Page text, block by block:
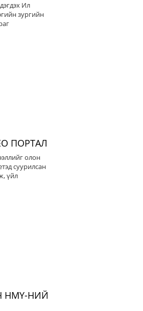
Ил
зургийн
ПОРТАЛ
олон
суурилсан
үйл
НМҮ-НИЙ